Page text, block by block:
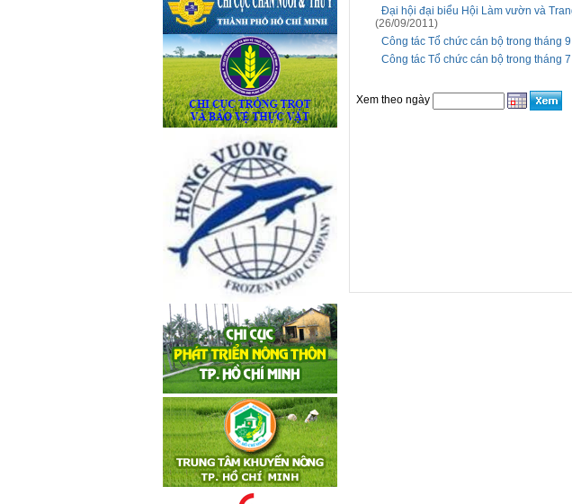
Đại hội đại biểu Hội Làm vườn và
(26/09/2011)
Công tác Tổ chức cán bộ trong tháng
Công tác Tổ chức cán bộ trong tháng
Xem theo ngày